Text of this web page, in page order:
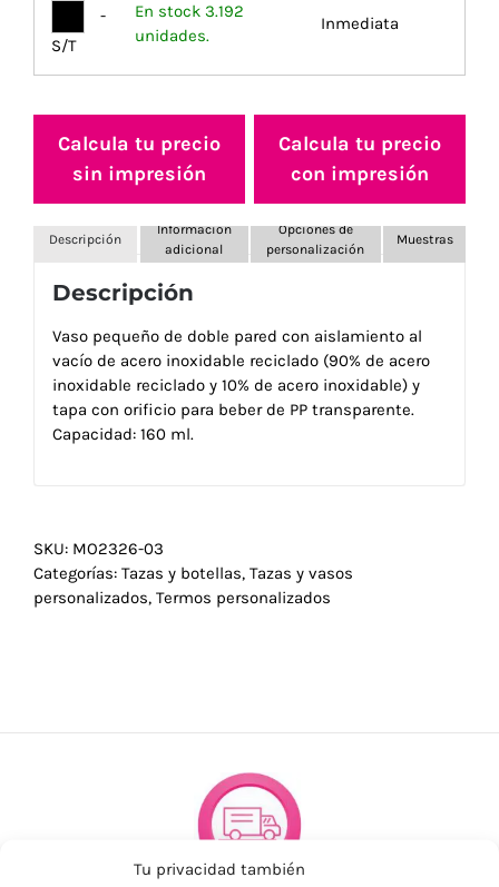
Tu privacidad también
-
S/T
En stock 3.192
unidades.
Inmediata
Calcula tu precio
sin impresión
Calcula tu precio
con impresión
Descripción
Información
adicional
Opciones de
personalización
Muestras
Descripción
Vaso pequeño de doble pared con aislamiento al
vacío de acero inoxidable reciclado (90% de acero
inoxidable reciclado y 10% de acero inoxidable) y
tapa con orificio para beber de PP transparente.
Capacidad: 160 ml.
SKU: MO2326-03
Categorías: Tazas y botellas, Tazas y vasos
personalizados, Termos personalizados